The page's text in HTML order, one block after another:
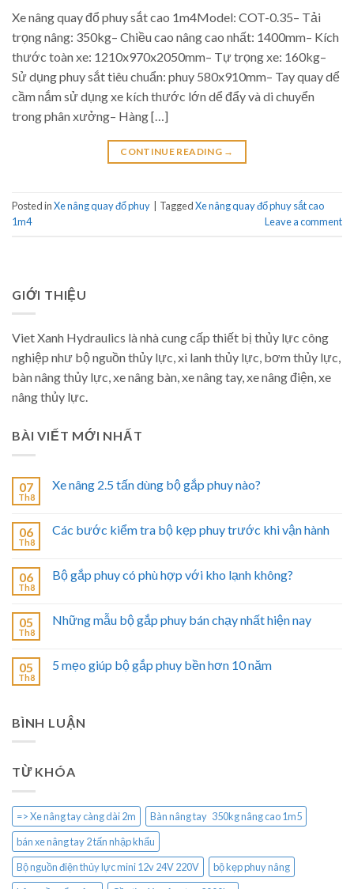
Xe nâng quay đổ phuy sắt cao 1m4Model: COT-0.35– Tải
trọng nâng: 350kg– Chiều cao nâng cao nhất: 1400mm– Kích
thước toàn xe: 1210x970x2050mm– Tự trọng xe: 160kg–
Sử dụng phuy sắt tiêu chuẩn: phuy 580x910mm– Tay quay dể
cầm nắm sử dụng xe kích thước lớn dể đẩy và di chuyển
trong phân xưởng– Hàng […]
CONTINUE READING →
Posted inXe nâng quay đổ phuy TaggedXe nâng quay đổ phuy sắt cao
1m4
Leave a comment
GIỚI THIỆU
Viet Xanh Hydraulics là nhà cung cấp thiết bị thủy lực công
nghiệp như bộ nguồn thủy lực, xi lanh thủy lực, bơm thủy lực,
bàn nâng thủy lực, xe nâng bàn, xe nâng tay, xe nâng điện, xe
nâng thủy lực.
BÀI VIẾT MỚI NHẤT
07
Th8
Xe nâng 2.5 tấn dùng bộ gắp phuy nào?
06
Th8
Các bước kiểm tra bộ kẹp phuy trước khi vận hành
06
Th8
Bộ gắp phuy có phù hợp với kho lạnh không?
05
Th8
Những mẫu bộ gắp phuy bán chạy nhất hiện nay
05
Th8
5 mẹo giúp bộ gắp phuy bền hơn 10 năm
BÌNH LUẬN
TỪ KHÓA
=> Xe nâng tay càng dài 2m
Bàn nâng tay 350kg nâng cao 1m5
bán xe nâng tay 2 tấn nhập khẩu
Bộ nguồn điện thủy lực mini 12v 24V 220V
bộ kẹp phuy nâng